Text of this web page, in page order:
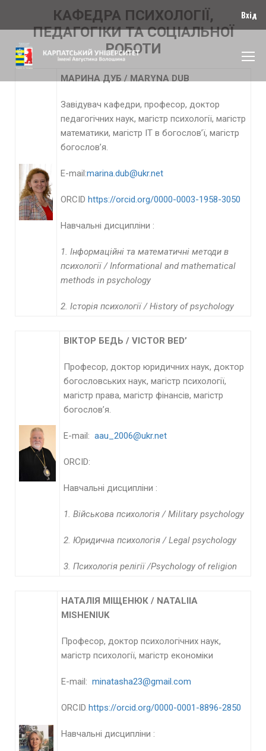
Вхід
КАФЕДРА ПСИХОЛОГІЇ,
ПЕДАГОГІКИ ТА СОЦІАЛЬНОЇ
РОБОТИ
МАРИНА ДУБ / MARYNA DUB
Завідувач кафедри, професор, доктор
педагогічних наук, магістр психології, магістр
математики, магістр ІТ в богослов’ї, магістр
богослов’я.
E-mail:marina.dub@ukr.net
ORCID https://orcid.org/0000-0003-1958-3050
Навчальні дисципліни :
1. Інформаційні та математичні методи в
психології/Informational and mathematical
methods in psychology
2. Історія психології /History of psychology
ВІКТОР БЕДЬ / VICTOR BED’
Професор, доктор юридичних наук, доктор
богословських наук, магістр психології,
магістр права, магістр фінансів, магістр
богослов’я.
E-mail: aau_2006@ukr.net
ORCID:
Навчальні дисципліни :
1. Військова психологія /Military psychology
2. Юридична психологія /Legal psychology
3. Психологія релігії /Psychology of religion
НАТАЛІЯ МІЩЕНЮК / NATALIIA
MISHENIUK
Професор, доктор психологічних наук,
магістр психології, магістр економіки
E-mail: minatasha23@gmail.com
ORCID https://orcid.org/0000-0001-8896-2850
Навчальні дисципліни :